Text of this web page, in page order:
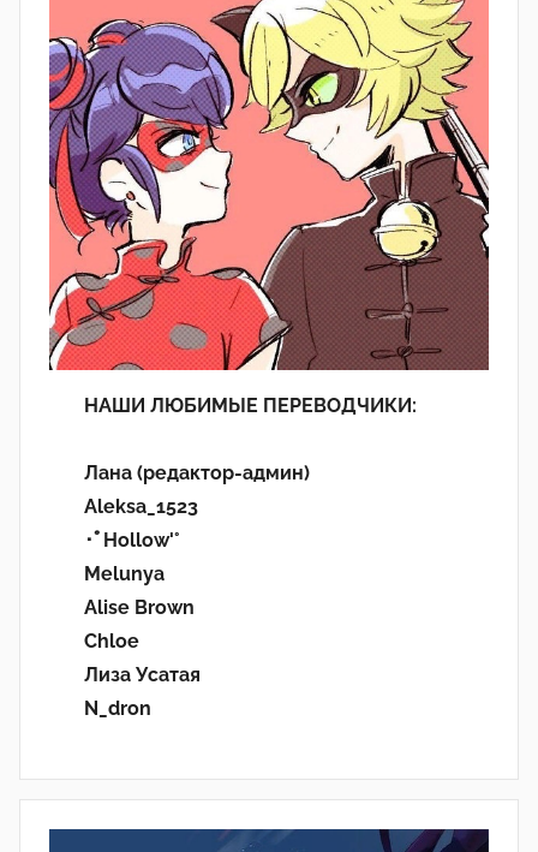
НАШИ ЛЮБИМЫЕ ПЕРЕВОДЧИКИ:
Лана (редактор-админ)
Aleksa_1523
･ﾟHollow'°
Melunya
Alise Brown
Chloe
Лиза Усатая
N_dron